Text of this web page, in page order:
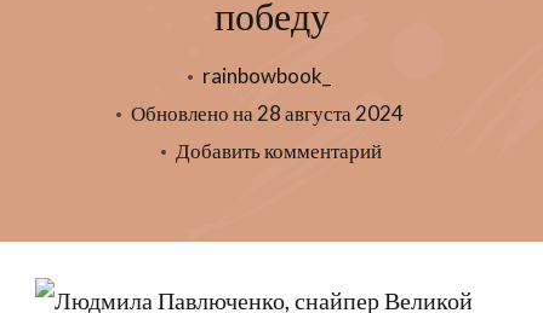
победу
rainbowbook_
Обновлено на 28 августа 2024
Добавить комментарийк
—